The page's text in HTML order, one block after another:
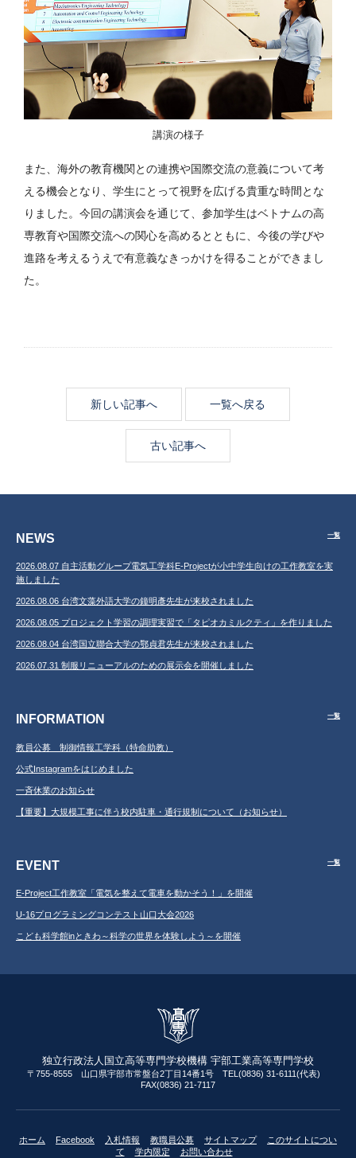
講演の様子
また、海外の教育機関との連携や国際交流の意義について考
える機会となり、学生にとって視野を広げる貴重な時間とな
りました。今回の講演会を通じて、参加学生はベトナムの高
専教育や国際交流への関心を高めるとともに、今後の学びや
進路を考えるうえで有意義なきっかけを得ることができまし
た。
新しい記事へ 一覧へ戻る
古い記事へ
NEWS 一覧
2026.08.07 自主活動グループ電気工学科E-Projectが小中学生向けの工作教室を実
施しました
2026.08.06 台湾文藻外語大学の鐘明彥先生が来校されました
2026.08.05 プロジェクト学習の調理実習で「タピオカミルクティ」を作りました
2026.08.04 台湾国立聯合大学の鄂貞君先生が来校されました
2026.07.31 制服リニューアルのための展示会を開催しました
INFORMATION 一覧
教員公募 制御情報工学科（特命助教）
公式Instagramをはじめました
一斉休業のお知らせ
【重要】大規模工事に伴う校内駐車・通行規制について（お知らせ）
EVENT 一覧
E-Project工作教室「電気を整えて電車を動かそう！」を開催
U-16プログラミングコンテスト山口大会2026
こども科学館inときわ～科学の世界を体験しよう～を開催
独立行政法人国立高等専門学校機構 宇部工業高等専門学校
〒755-8555 山口県宇部市常盤台2丁目14番1号 TEL(0836) 31-6111(代表)
FAX(0836) 21-7117
ホーム Facebook 入札情報 教職員公募 サイトマップ
このサイトについ
て
学内限定 お問い合わせ